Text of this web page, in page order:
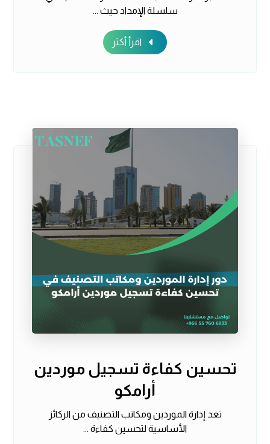
سلسلة الإمداد حيث ...
اقرأ أكثر
تحسين كفاءة تسجيل موردين
أرامكو
تعد إدارة الموردين ومكاتب التصنيف من الركائز
الأساسية لتحسين كفاءة ...